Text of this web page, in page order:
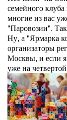
семейного
многие из вас
"Паровозии".
Ну, а "Ярмарка
организаторы
Москвы, и если
уже на